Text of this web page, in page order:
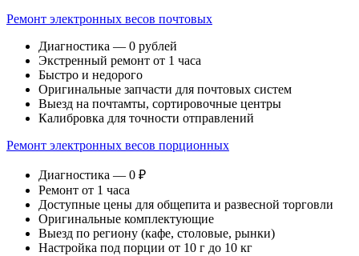
Ремонт электронных весов почтовых
Диагностика — 0 рублей
Экстренный ремонт от 1 часа
Быстро и недорого
Оригинальные запчасти для почтовых систем
Выезд на почтамты, сортировочные центры
Калибровка для точности отправлений
Ремонт электронных весов порционных
Диагностика — 0 ₽
Ремонт от 1 часа
Доступные цены для общепита и развесной торговли
Оригинальные комплектующие
Выезд по региону (кафе, столовые, рынки)
Настройка под порции от 10 г до 10 кг